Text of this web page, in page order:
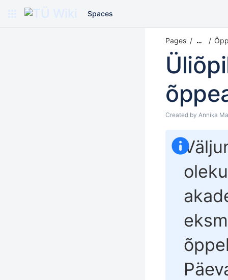
Spaces
Pages …
Created by Annika